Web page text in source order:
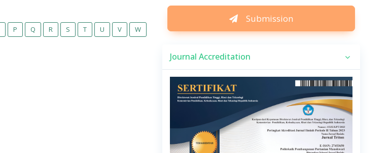
P Q R S T U V
W
Submission
Journal Accreditation